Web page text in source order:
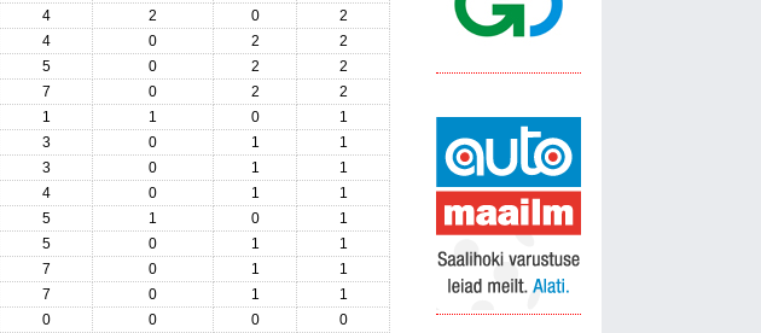
4 2 0
2
4 0 2
2
5 0 2
2
7 0 2
2
1 1 0
1
3 0 1
1
3 0 1
1
4 0 1
1
5 1 0
1
5 0 1
1
7 0 1
1
7 0 1
1
0 0 0
0